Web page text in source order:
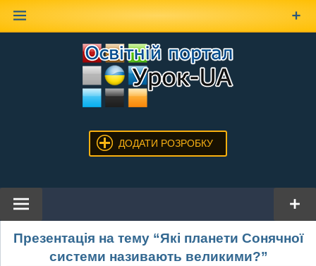
ДОДАТИ РОЗРОБКУ
Презентація на тему “Які планети Сонячної
системи називають великими?”